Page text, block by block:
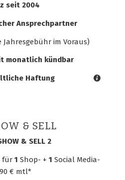
seit 2004
Ansprechpartner
im Voraus)
monatlich kündbar
Haftung
& SELL
& SELL 2
für 1 Shop- + 1 Social Media-
€ mtl*